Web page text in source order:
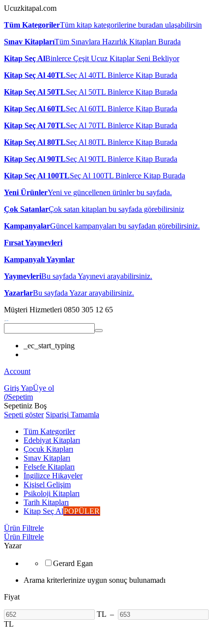
Ucuzkitapal.com
Tüm KategorilerTüm kitap kategorilerine buradan ulaşabilirsin
Sınav KitaplarıTüm Sınavlara Hazırlık Kitapları Burada
Kitap Seç AlBinlerce Çeşit Ucuz Kitaplar Seni Bekliyor
Kitap Seç Al 40TLSeç Al 40TL Binlerce Kitap Burada
Kitap Seç Al 50TLSeç Al 50TL Binlerce Kitap Burada
Kitap Seç Al 60TLSeç Al 60TL Binlerce Kitap Burada
Kitap Seç Al 70TLSeç Al 70TL Binlerce Kitap Burada
Kitap Seç Al 80TLSeç Al 80TL Binlerce Kitap Burada
Kitap Seç Al 90TLSeç Al 90TL Binlerce Kitap Burada
Kitap Seç Al 100TLSeç Al 100TL Binlerce Kitap Burada
Yeni ÜrünlerYeni ve güncellenen ürünler bu sayfada.
Çok SatanlarÇok satan kitapları bu sayfada görebilirsiniz
KampanyalarGüncel kampanyaları bu sayfadan görebilirsiniz.
Fırsat Yayınevleri
Kampanyalı Yayınlar
YayınevleriBu sayfada Yayınevi arayabilirsiniz.
YazarlarBu sayfada Yazar arayabilirsiniz.
Müşteri Hizmetleri 0850 305 12 65
_ec_start_typing
Account
Giriş YapÜye ol
0Sepetim
Sepetiniz Boş
Sepeti göster Siparişi Tamamla
Tüm Kategoriler
Edebiyat Kitapları
Çocuk Kitapları
Sınav Kitapları
Felsefe Kitapları
İngilizce Hikayeler
Kişisel Gelişim
Psikoloji Kitapları
Tarih Kitapları
Kitap Seç AlPOPÜLER
Ürün Filtrele
Ürün Filtrele
Yazar
Gerard Egan
Arama kriterlerinize uygun sonuç bulunamadı
Fiyat
TL –
TL